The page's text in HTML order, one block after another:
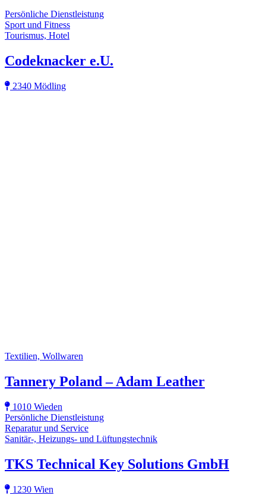
Persönliche Dienstleistung
Sport und Fitness
Tourismus, Hotel
Codeknacker e.U.
2340 Mödling
Textilien, Wollwaren
Tannery Poland – Adam Leather
1010 Wieden
Persönliche Dienstleistung
Reparatur und Service
Sanitär-, Heizungs- und Lüftungstechnik
TKS Technical Key Solutions GmbH
1230 Wien